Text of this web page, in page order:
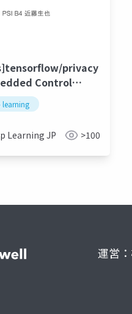
privacy
Control
Few-Shot
learning
Learning JP >100
運営